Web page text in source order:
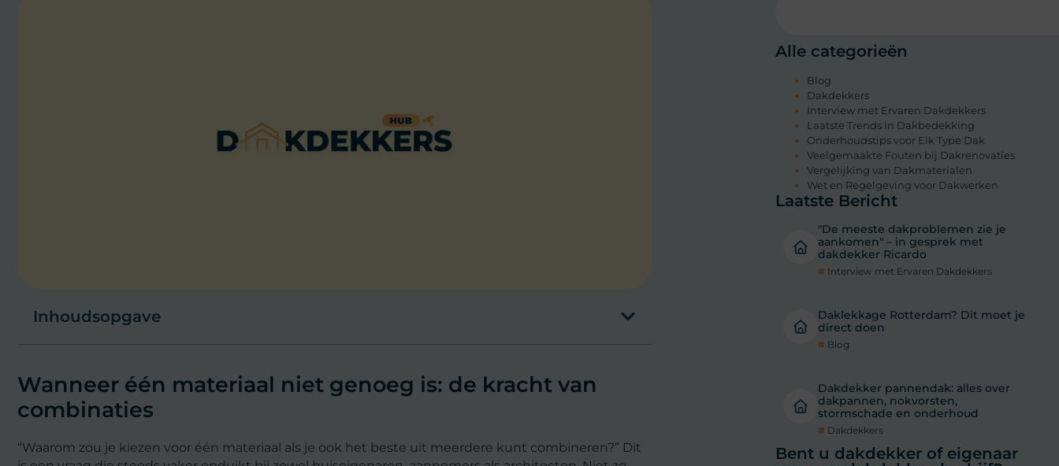
Inhoudsopgave
Wanneer één materiaal niet genoeg is: de kracht van
combinaties
“Waarom zou je kiezen voor één materiaal als je ook het beste uit meerdere kunt combineren?” Dit
Alle categorieën
Blog
Dakdekkers
Interview met Ervaren Dakdekkers
Laatste Trends in Dakbedekking
Onderhoudstips voor Elk Type Dak
Veelgemaakte Fouten bij Dakrenovaties
Vergelijking van Dakmaterialen
Wet en Regelgeving voor Dakwerken
Laatste Bericht
"De meeste dakproblemen zie je
aankomen" – in gesprek met
dakdekker Ricardo
# Interview met Ervaren Dakdekkers
Daklekkage Rotterdam? Dit moet je
direct doen
# Blog
Dakdekker pannendak: alles over
dakpannen, nokvorsten,
stormschade en onderhoud
# Dakdekkers
Bent u dakdekker of eigenaar